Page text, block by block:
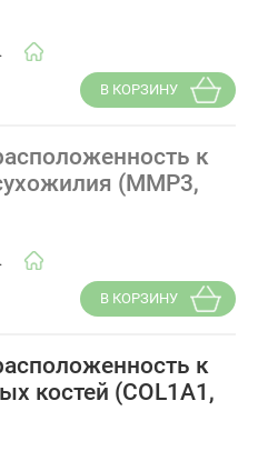
В КОРЗИНУ
к
(MMP3,
В КОРЗИНУ
к
костей (COL1A1,